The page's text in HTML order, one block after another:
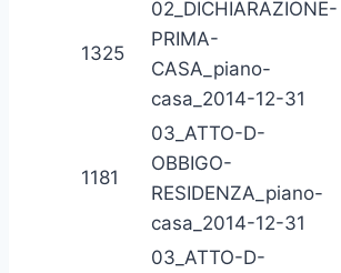
1325
02_DICHIARAZIONE-
PRIMA-
CASA_piano-
casa_2014-12-31
1181
03_ATTO-D-
OBBIGO-
RESIDENZA_piano-
casa_2014-12-31
03_ATTO-D-